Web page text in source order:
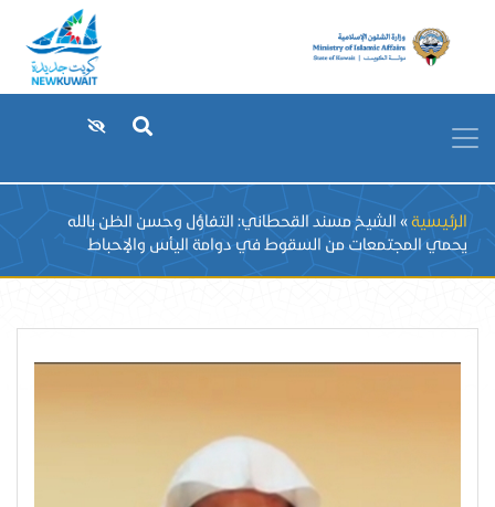
Breadcrumb
الرئيسية
الشيخ مسند القحطاني: التفاؤل وحسن الظن بالله
يحمي المجتمعات من السقوط في دوامة اليأس والإحباط